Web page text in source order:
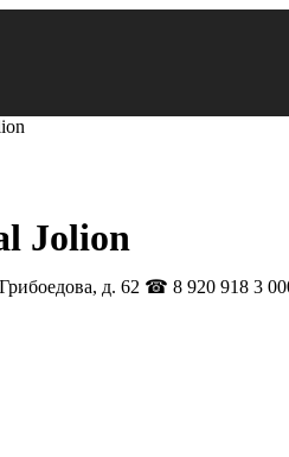
Jolion
д. 62 ☎ 8 920 918 3